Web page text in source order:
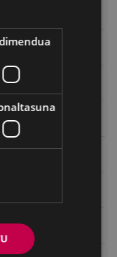
dendetan
Aldundia